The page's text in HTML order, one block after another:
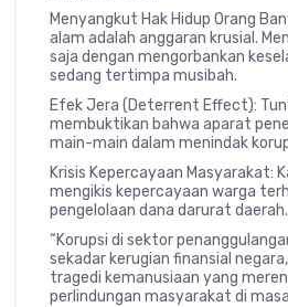
Menyangkut Hak Hidup Orang
alam adalah anggaran krusial.
saja dengan mengorbankan
sedang tertimpa musibah.
Efek Jera (Deterrent Effect):
membuktikan bahwa aparat
main-main dalam menindak
Krisis Kepercayaan Masyarakat:
mengikis kepercayaan warga
pengelolaan dana darurat daerah.
“Korupsi di sektor
sekadar kerugian finansial
tragedi kemanusiaan yang
perlindungan masyarakat di